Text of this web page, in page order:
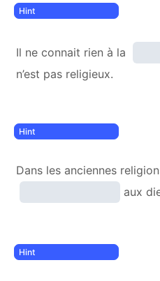
Il ne connait rien à la
n’est pas religieux.
Dans les anciennes
aux